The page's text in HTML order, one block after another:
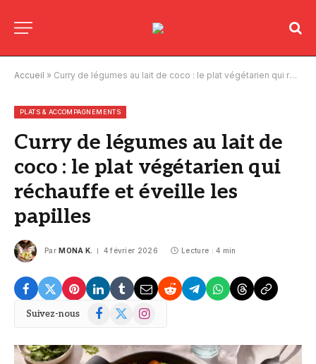
Accueil » Curry de légumes au lait de coco : le plat végétarien qui réchauffe et éveille les papilles
PLATS & ACCOMPAGNEMENTS
Curry de légumes au lait de
coco : le plat végétarien qui
réchauffe et éveille les
papilles
Par MONA K. 4 février 2026 Lecture : 4 min
Suivez-nous Facebook
X
Instagram